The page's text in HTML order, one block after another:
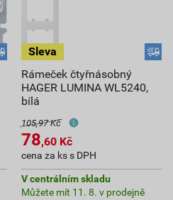
Rámeček čtyřnásobný
HAGER LUMINA WL5240,
bílá
105,97 Kč
78,60 Kč
cena za ks s DPH
V centrálním skladu
Můžete mít 11. 8. v prodejně